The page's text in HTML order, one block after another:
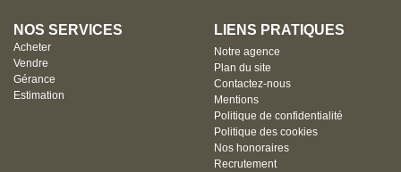
NOS SERVICES
Acheter
Vendre
Gérance
Estimation
LIENS PRATIQUES
Notre agence
Plan du site
Contactez-nous
Mentions
Politique de confidentialité
Politique des cookies
Nos honoraires
Recrutement